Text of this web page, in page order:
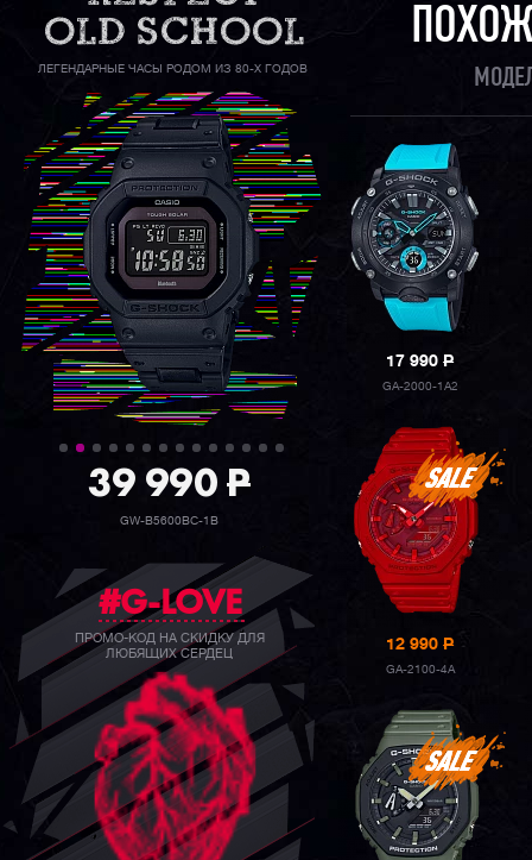
ЛЕГЕНДАРНЫЕ ЧАСЫ РОДОМ ИЗ 80-Х ГОДОВ
39 990P
GW-B5600BC-1B
#G-LOVE
ПРОМО-КОД НА СКИДКУ ДЛЯ
ЛЮБЯЩИХ СЕРДЕЦ
17 990P
GA-2000-1A2
12 990P
GA-2100-4A